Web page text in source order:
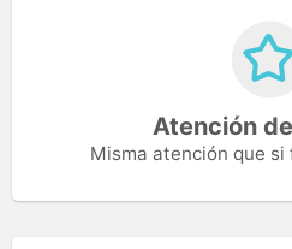
Atención
Misma atención que